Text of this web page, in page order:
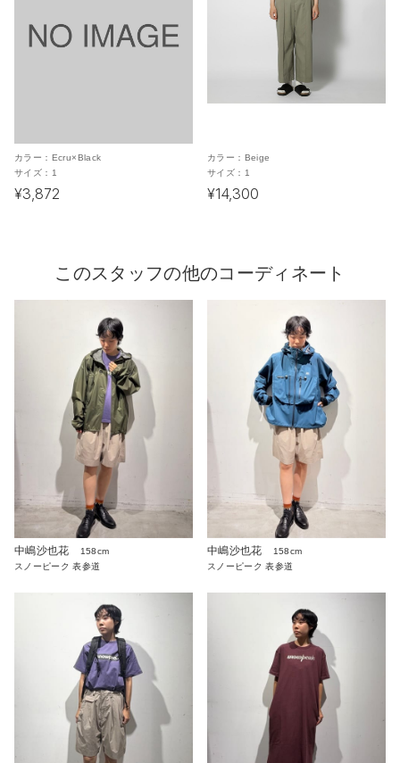
カラー： Ecru×Black
サイズ： 1
¥3,872
カラー： Beige
サイズ： 1
¥14,300
このスタッフの他のコーディネート
中嶋沙也花
158cm
スノーピーク 表参道
中嶋沙也花
158cm
スノーピーク 表参道